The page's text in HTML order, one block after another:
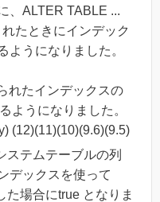
、ALTER TABLE ...
たときにインデック
ようになりました。
れたインデックスの
ようになりました。
(12)(11)(10)(9.6)(9.5)
ステムテーブルの列
デックスを使って
場合にtrue となりま